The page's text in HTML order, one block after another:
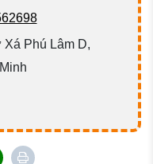
Xá Phú Lâm D,